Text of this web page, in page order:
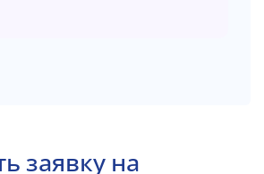
заявку на